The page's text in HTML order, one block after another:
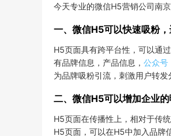
今天专业的微信H5营销公司南
一、微信H5可以快速吸粉
H5页面具有跨平台性，可以通
有品牌信息，产品信息， 公众号
为品牌吸粉引流，刺激用户转发
二、微信H5可以增加企业
H5页面在传播性上，相对于传
H5页面，可以在H5中加入品牌